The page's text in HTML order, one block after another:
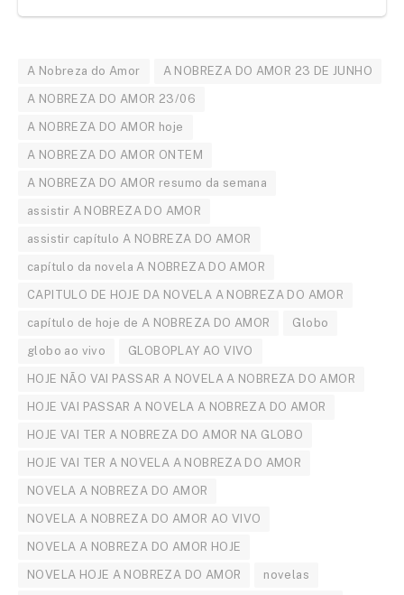
A Nobreza do Amor A NOBREZA DO AMOR 23 DE JUNHO
A NOBREZA DO AMOR 23/06
A NOBREZA DO AMOR hoje
A NOBREZA DO AMOR ONTEM
A NOBREZA DO AMOR resumo da semana
assistir A NOBREZA DO AMOR
assistir capítulo A NOBREZA DO AMOR
capítulo da novela A NOBREZA DO AMOR
CAPITULO DE HOJE DA NOVELA A NOBREZA DO AMOR
capítulo de hoje de A NOBREZA DO AMOR Globo
globo ao vivo GLOBOPLAY AO VIVO
HOJE NÃO VAI PASSAR A NOVELA A NOBREZA DO AMOR
HOJE VAI PASSAR A NOVELA A NOBREZA DO AMOR
HOJE VAI TER A NOBREZA DO AMOR NA GLOBO
HOJE VAI TER A NOVELA A NOBREZA DO AMOR
NOVELA A NOBREZA DO AMOR
NOVELA A NOBREZA DO AMOR AO VIVO
NOVELA A NOBREZA DO AMOR HOJE
NOVELA HOJE A NOBREZA DO AMOR novelas